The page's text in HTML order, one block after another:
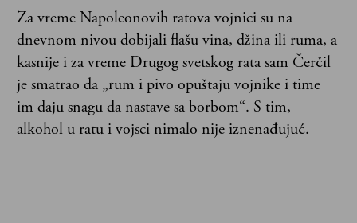
Za vreme Napoleonovih ratova vojnici su na
dnevnom nivou dobijali flašu vina, džina ili ruma, a
kasnije i za vreme Drugog svetskog rata sam Čerčil
je smatrao da „rum i pivo opuštaju vojnike i time
im daju snagu da nastave sa borbom“. S tim,
alkohol u ratu i vojsci nimalo nije iznenađujuć.